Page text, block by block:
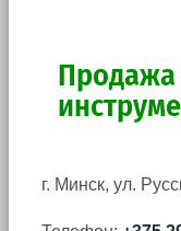
Продажа
г. Минск, ул.